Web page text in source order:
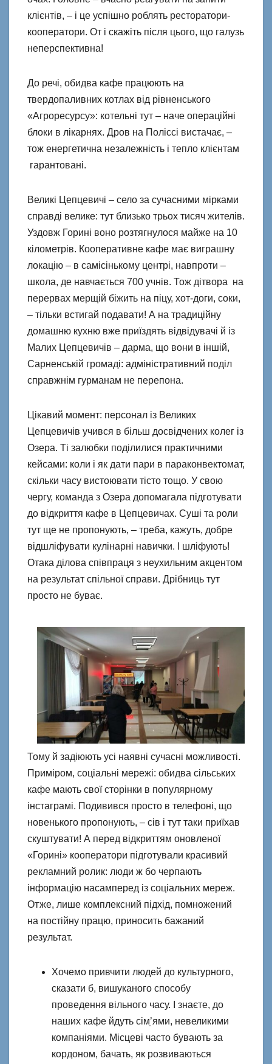
клієнтів, – і це успішно роблять ресторатори-
кооператори. От і скажіть після цього, що галузь
неперспективна!
До речі, обидва кафе працюють на
твердопаливних котлах від рівненського
«Агроресурсу»: котельні тут – наче операційні
блоки в лікарнях. Дров на Поліссі вистачає, –
тож енергетична незалежність і тепло клієнтам
гарантовані.
Великі Цепцевичі – село за сучасними мірками
справді велике: тут близько трьох тисяч жителів.
Уздовж Горині воно розтягнулося майже на 10
кілометрів. Кооперативне кафе має виграшну
локацію – в самісінькому центрі, навпроти –
школа, де навчається 700 учнів. Тож дітвора на
перервах мерщій біжить на піцу, хот-доги, соки,
– тільки встигай подавати! А на традиційну
домашню кухню вже приїздять відвідувачі й із
Малих Цепцевичів – дарма, що вони в іншій,
Сарненській громаді: адміністративний поділ
справжнім гурманам не перепона.
Цікавий момент: персонал із Великих
Цепцевичів учився в більш досвідчених колег із
Озера. Ті залюбки поділилися практичними
кейсами: коли і як дати пари в параконвектомат,
скільки часу вистоювати тісто тощо. У свою
чергу, команда з Озера допомагала підготувати
до відкриття кафе в Цепцевичах. Суші та роли
тут ще не пропонують, – треба, кажуть, добре
відшліфувати кулінарні навички. І шліфують!
Отака ділова співпраця з неухильним акцентом
на результат спільної справи. Дрібниць тут
просто не буває.
Тому й задіюють усі наявні сучасні можливості.
Приміром, соціальні мережі: обидва сільських
кафе мають свої сторінки в популярному
інстаграмі. Подивився просто в телефоні, що
новенького пропонують, – сів і тут таки приїхав
скуштувати! А перед відкриттям оновленої
«Горині» кооператори підготували красивий
рекламний ролик: люди ж бо черпають
інформацію насамперед із соціальних мереж.
Отже, лише комплексний підхід, помножений
на постійну працю, приносить бажаний
результат.
Хочемо привчити людей до культурного,
сказати б, вишуканого способу
проведення вільного часу. І знаєте, до
наших кафе йдуть сімֽ’ями, невеликими
компаніями. Місцеві часто бувають за
кордоном, бачать, як розвиваються